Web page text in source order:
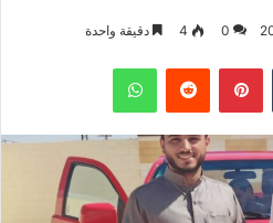
0
4 دقيقة واحدة
بينتيريست واتساب